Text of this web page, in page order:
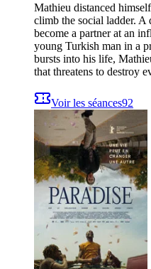
Mathieu distanced
climb the social ladder. A
become a partner at an
young Turkish man in a
bursts into his life,
that threatens to destroy
Voir les séances92